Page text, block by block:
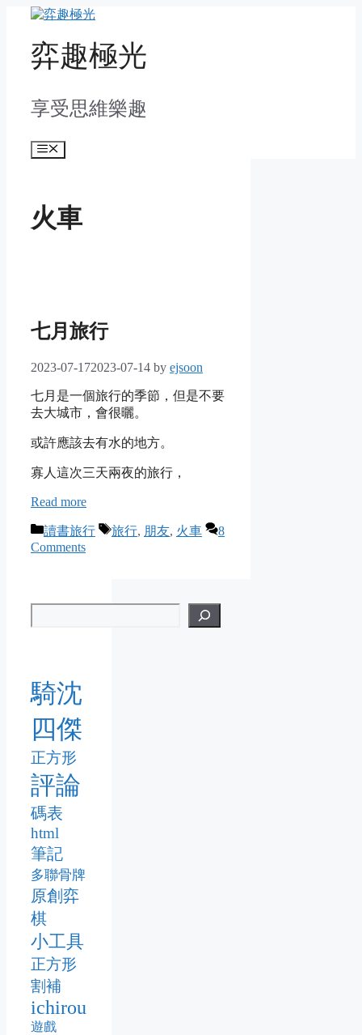
content弈趣極光
享受思維樂趣
Menu
火車
七月旅行
2023-07-172023-07-14 by ejsoon
七月是一個旅行的季節，但是不要
去大城市，會很曬。
或許應該去有水的地方。
寡人這次三天兩夜的旅行，
Read more
Categories
讀書旅行 Tags
旅行, 朋友, 火車
8
Comments
騎沈
四傑
正方形
評論
碼表
html
筆記
多聯骨牌
原創弈
棋
小工具
正方形
割補
ichirou
遊戲